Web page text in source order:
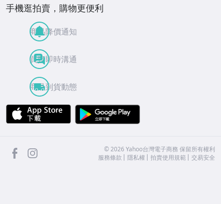
手機逛拍賣，購物更便利
商品降價通知
買賣即時溝通
商品到貨動態
APP Store
facebook ©2026 Yahoo台灣電子商務 保留所有權利
服務條款
隱私權 拍賣使用規範 交易安全